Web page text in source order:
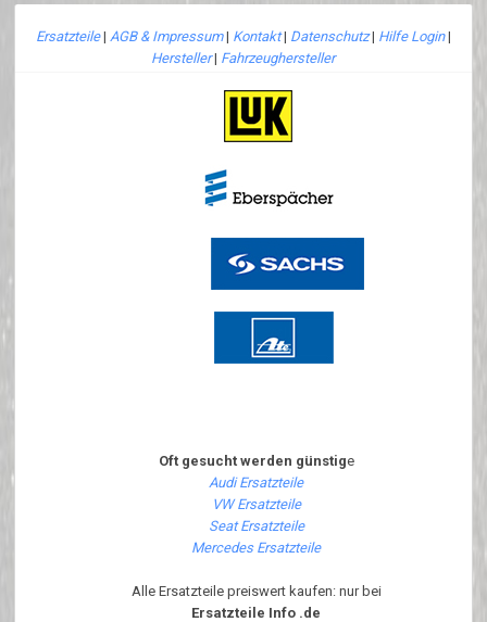
Ersatzteile| AGB & Impressum| Kontakt| Datenschutz| Hilfe Login|
Hersteller| Fahrzeughersteller
Oft gesucht werden günstige
Audi Ersatzteile
VW Ersatzteile
Seat Ersatzteile
Mercedes Ersatzteile
Alle Ersatzteile preiswert kaufen: nur bei
Ersatzteile Info .de